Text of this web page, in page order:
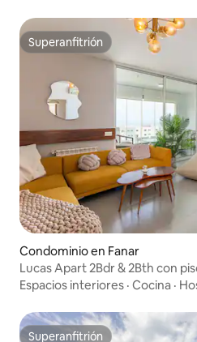
Superanfitrión
Superanfitrión
Condominio en Fanar
Lucas Apart 2Bdr & 2Bth con
Espacios interiores · Cocina ·
Superanfitrión